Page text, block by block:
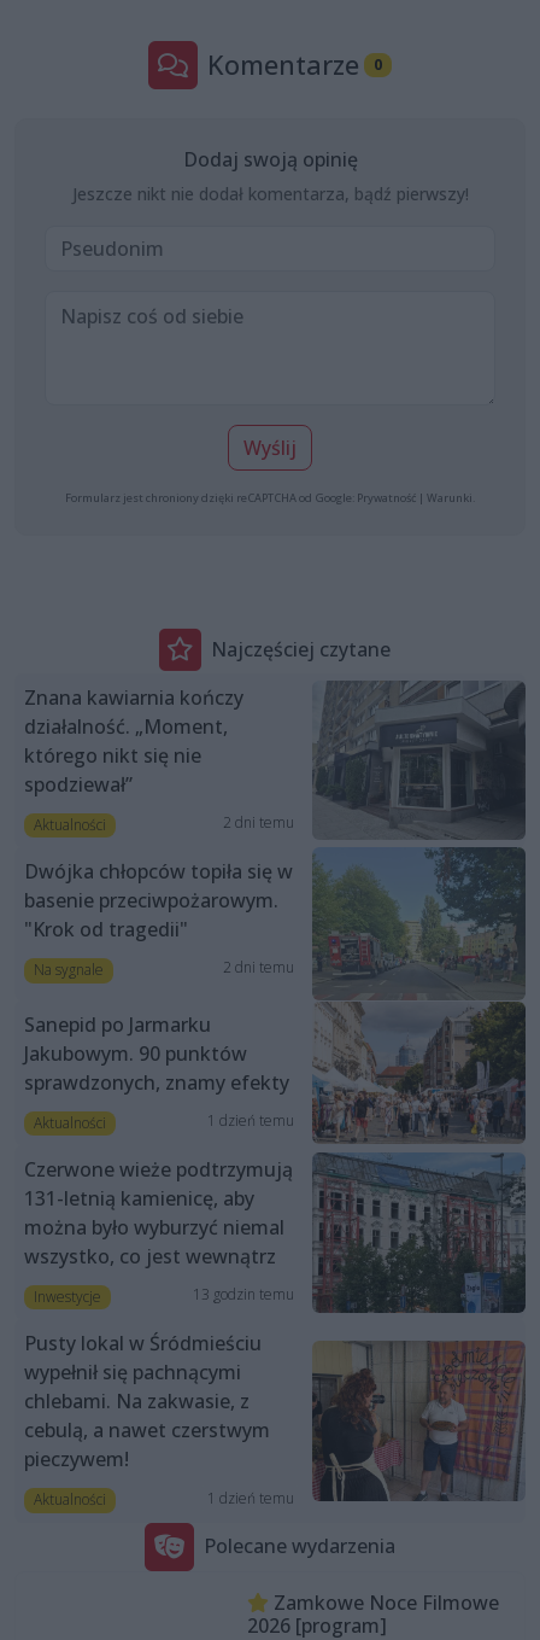
Komentarze 0
Dodaj swoją opinię
Jeszcze nikt nie dodał komentarza, bądź pierwszy!
Wyślij
Formularz jest chroniony dzięki reCAPTCHA od Google: Prywatność | Warunki
Najczęściej czytane
Znana kawiarnia kończy
działalność. „Moment,
którego nikt się nie
spodziewał”
Aktualności 2 dni temu
Dwójka chłopców topiła się w
basenie przeciwpożarowym.
"Krok od tragedii"
Na sygnale 2 dni temu
Sanepid po Jarmarku
Jakubowym. 90 punktów
sprawdzonych, znamy efekty
Aktualności 1 dzień temu
Czerwone wieże podtrzymują
131-letnią kamienicę, aby
można było wyburzyć niemal
wszystko, co jest wewnątrz
Inwestycje 13 godzin temu
Pusty lokal w Śródmieściu
wypełnił się pachnącymi
chlebami. Na zakwasie, z
cebulą, a nawet czerstwym
pieczywem!
Aktualności 1 dzień temu
Polecane wydarzenia
Zamkowe Noce Filmowe
2026 [program]